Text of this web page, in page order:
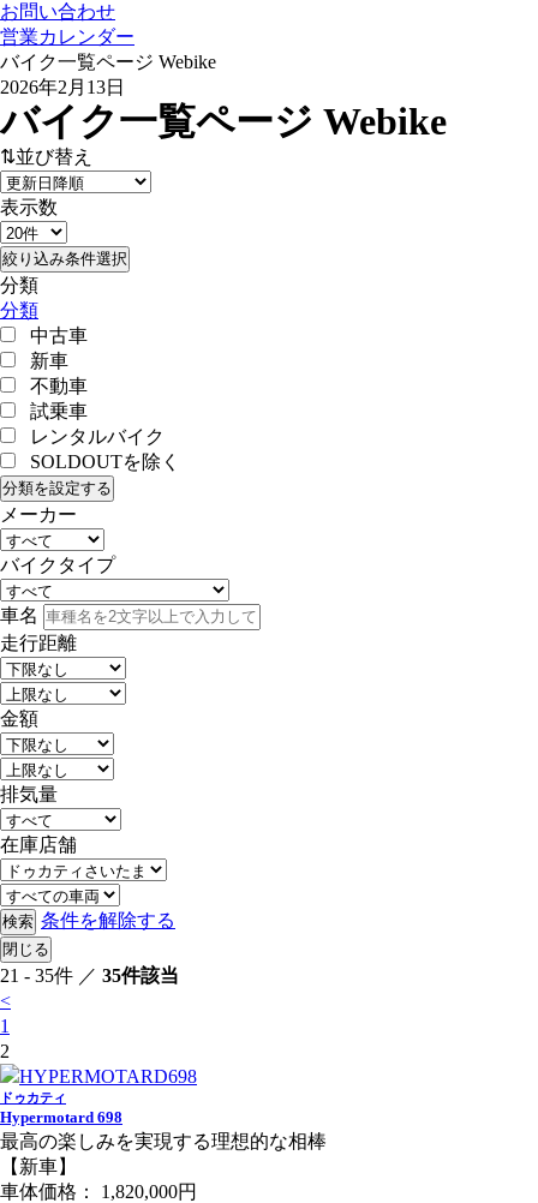
お問い合わせ
営業カレンダー
バイク一覧ページ Webike
2026年2月13日
バイク一覧ページ Webike
⇅並び替え
表示数
絞り込み条件選択
分類
分類
中古車
新車
不動車
試乗車
レンタルバイク
SOLDOUTを除く
分類を設定する
メーカー
バイクタイプ
車名
走行距離
金額
排気量
在庫店舗
検索 条件を解除する
閉じる
21 - 35件 ／ 35件該当
<
1
2
ドゥカティ
Hypermotard 698
最高の楽しみを実現する理想的な相棒
【新車】
車体価格： 1,820,000円